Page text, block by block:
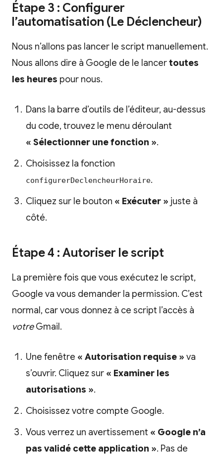
Étape 3 : Configurer
l’automatisation (Le Déclencheur)
Nous n’allons pas lancer le script manuellement.
Nous allons dire à Google de le lancertoutes
les heures pour nous.
Dans la barre d’outils de l’éditeur, au-dessus
du code, trouvez le menu déroulant
« Sélectionner une fonction ».
Choisissez la fonction
configurerDeclencheurHoraire.
Cliquez sur le bouton « Exécuter » juste à
côté.
Étape 4 : Autoriser le script
La première fois que vous exécutez le script,
Google va vous demander la permission. C’est
normal, car vous donnez à ce script l’accès à
votreGmail.
Une fenêtre « Autorisation requise » va
s’ouvrir. Cliquez sur « Examiner les
autorisations ».
Choisissez votre compte Google.
Vous verrez un avertissement « Google n’a
pas validé cette application ». Pas de